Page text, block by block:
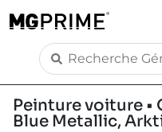
Peinture voiture •
Blue Metallic,